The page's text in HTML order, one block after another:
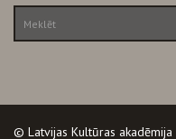
© Latvijas Kultūras akadēmija